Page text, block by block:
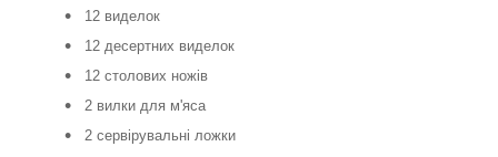
12 виделок
12 десертних виделок
12 столових ножів
2 вилки для м'яса
2 сервірувальні ложки